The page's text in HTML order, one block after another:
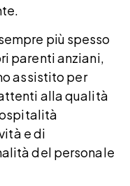
più spesso
parenti anziani,
assistito per
alla qualità
e di
del personale